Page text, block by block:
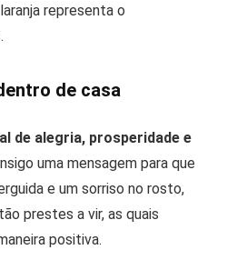
representa o
de casa
de alegria, prosperidade e
uma mensagem para que
e um sorriso no rosto,
prestes a vir, as quais
positiva.